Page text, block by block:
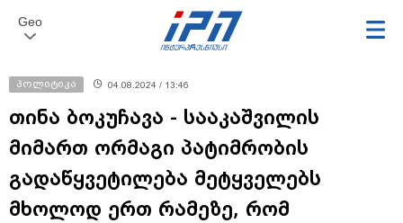
Geo
პოლიტიკა 04.08.2024 / 13:46
თინა ბოკუჩავა - სააკაშვილის
მიმართ ორმაგი პატიმრობის
გადაწყვეტილება მეტყველებს
მხოლოდ ერთ რამეზე, რომ